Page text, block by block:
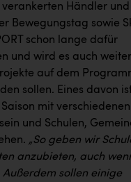
Händler und
Bewegungstag sowie
schon lange dafür
und wird es auch
auf dem
sollen. Eines davon
mit verschiedenen
und Schulen,
„So geben wir
anzubieten, auch
sollen einige